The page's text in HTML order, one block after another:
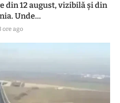
din 12 august, vizibilă și din
Unde...
ore ago